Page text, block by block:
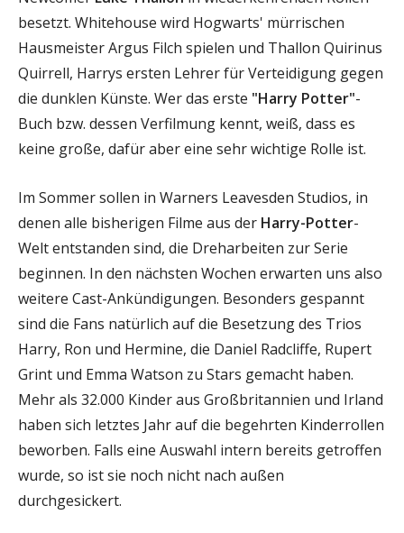
besetzt. Whitehouse wird Hogwarts' mürrischen
Hausmeister Argus Filch spielen und Thallon Quirinus
Quirrell, Harrys ersten Lehrer für Verteidigung gegen
die dunklen Künste. Wer das erste "Harry Potter"-
Buch bzw. dessen Verfilmung kennt, weiß, dass es
keine große, dafür aber eine sehr wichtige Rolle ist.
Im Sommer sollen in Warners Leavesden Studios, in
denen alle bisherigen Filme aus der Harry-Potter-
Welt entstanden sind, die Dreharbeiten zur Serie
beginnen. In den nächsten Wochen erwarten uns also
weitere Cast-Ankündigungen. Besonders gespannt
sind die Fans natürlich auf die Besetzung des Trios
Harry, Ron und Hermine, die Daniel Radcliffe, Rupert
Grint und Emma Watson zu Stars gemacht haben.
Mehr als 32.000 Kinder aus Großbritannien und Irland
haben sich letztes Jahr auf die begehrten Kinderrollen
beworben. Falls eine Auswahl intern bereits getroffen
wurde, so ist sie noch nicht nach außen
durchgesickert.